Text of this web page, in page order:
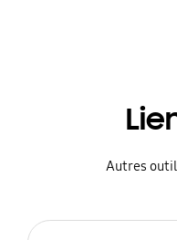
Autres